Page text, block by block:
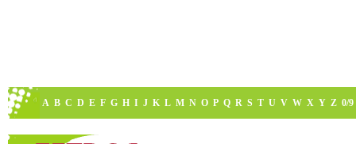
A B C D E F G H I J K L M N O P Q R S T U V W X Y Z 0/9